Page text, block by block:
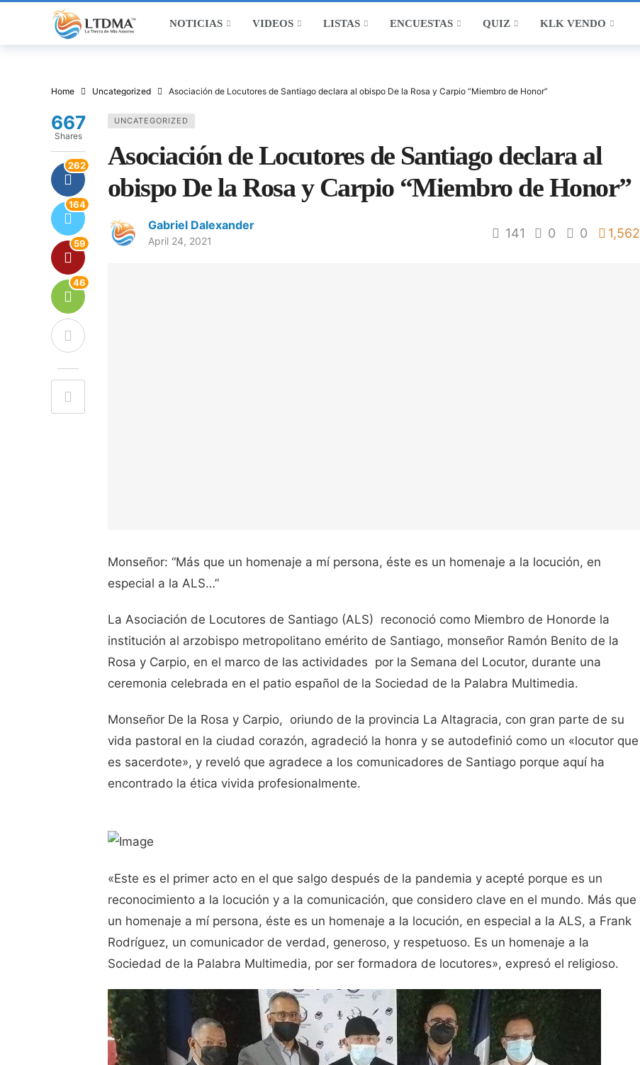
NOTICIAS VIDEOS LISTAS ENCUESTAS QUIZ KLK VENDO
Home Uncategorized Asociación de Locutores de Santiago declara al obispo De la Rosa y Carpio “Miembro de Honor”
UNCATEGORIZED
Asociación de Locutores de Santiago declara al
obispo De la Rosa y Carpio “Miembro de Honor”
Gabriel Dalexander
April 24, 2021
141 0 0 1,562
667
Shares
262
164
59
46
Monseñor: “Más que un homenaje a mí persona, éste es un homenaje a la locución, en
especial a la ALS…”
La Asociación de Locutores de Santiago (ALS) reconoció como Miembro de Honorde la
institución al arzobispo metropolitano emérito de Santiago, monseñor Ramón Benito de la
Rosa y Carpio, en el marco de las actividades por la Semana del Locutor, durante una
ceremonia celebrada en el patio español de la Sociedad de la Palabra Multimedia.
Monseñor De la Rosa y Carpio, oriundo de la provincia La Altagracia, con gran parte de su
vida pastoral en la ciudad corazón, agradeció la honra y se autodefinió como un «locutor que
es sacerdote», y reveló que agradece a los comunicadores de Santiago porque aquí ha
encontrado la ética vivida profesionalmente.
«Este es el primer acto en el que salgo después de la pandemia y acepté porque es un
reconocimiento a la locución y a la comunicación, que considero clave en el mundo. Más que
un homenaje a mí persona, éste es un homenaje a la locución, en especial a la ALS, a Frank
Rodríguez, un comunicador de verdad, generoso, y respetuoso. Es un homenaje a la
Sociedad de la Palabra Multimedia, por ser formadora de locutores», expresó el religioso.